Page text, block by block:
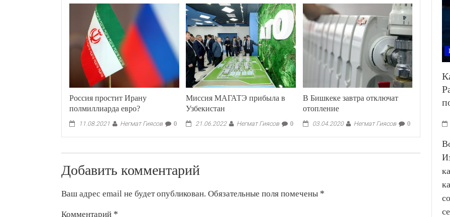
Россия простит Ирану
полмиллиарда евро?
11.08.2021 Негмат Гиясов 0
Миссия МАГАТЭ прибыла в
Узбекистан
21.06.2022 Негмат Гиясов 0
В Бишкеке завтра отключат
отопление
03.04.2020 Негмат Гиясов 0
Добавить комментарий
Ваш адрес email не будет опубликован. Обязательные поля помечены *
Комментарий *